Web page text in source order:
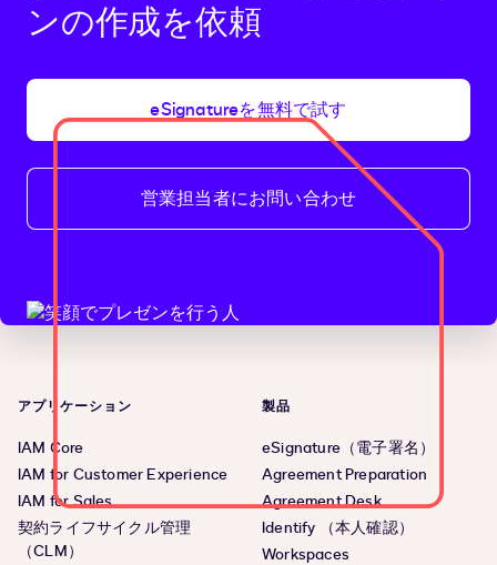
ンの作成を依頼
eSignatureを無料で試す
営業担当者にお問い合わせ
アプリケーション
IAM Core
IAM for Customer Experience
IAM for Sales
契約ライフサイクル管理
（CLM）
製品
eSignature（電子署名）
Agreement Preparation
Agreement Desk
Identify （本人確認）
Workspaces